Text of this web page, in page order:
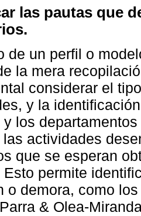
las pautas que
de un perfil o
la mera
considerar el
y la
y los
actividades
que se esperan
Esto permite
o demora, como
& Olea-